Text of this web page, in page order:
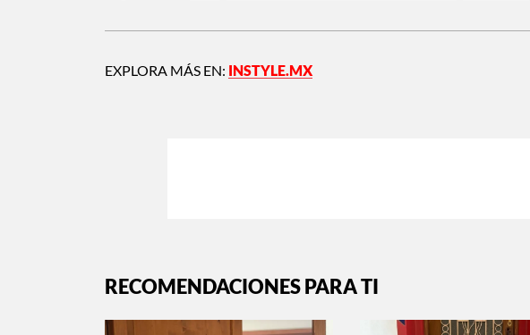
EXPLORA MÁS EN: INSTYLE.MX
RECOMENDACIONES PARA TI